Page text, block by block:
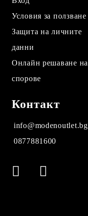
Условия за ползване
Защита на личните
данни
Онлайн решаване на
спорове
Контакт
info@modenoutlet.bg
0877881600